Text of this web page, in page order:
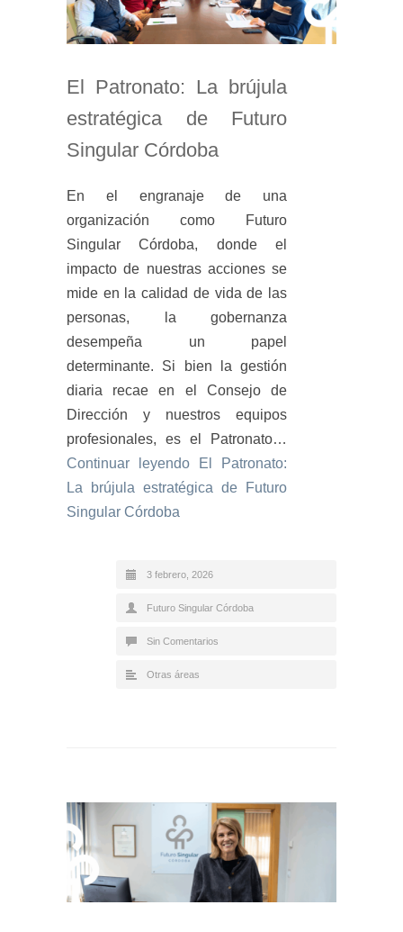
El Patronato: La brújula
estratégica de Futuro
Singular Córdoba
En el engranaje de una
organización como Futuro
Singular Córdoba, donde el
impacto de nuestras acciones se
mide en la calidad de vida de las
personas, la gobernanza
desempeña un papel
determinante. Si bien la gestión
diaria recae en el Consejo de
Dirección y nuestros equipos
profesionales, es el Patronato…
Continuar leyendo El Patronato:
La brújula estratégica de Futuro
Singular Córdoba
3 febrero, 2026
Futuro Singular Córdoba
Sin Comentarios
Otras áreas